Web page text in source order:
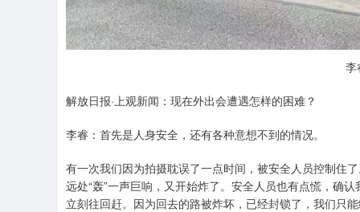
李
解放日报·上观新闻：现在外出会遭遇怎样的困难？
李睿：首先是人身安全，还有各种意想不到的情况。
有一次我们因为拍摄耽误了一点时间，被安全人员控制住
远处“轰”一声巨响，又开始炸了。安全人员也有点慌，确
立刻往回赶。因为回去的路被炸坏，已经封锁了，我们只